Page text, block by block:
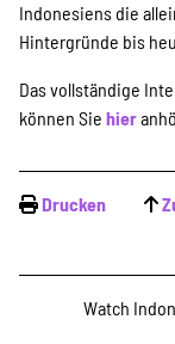
Indonesiens die
Hintergründe bis
Das vollständige
können Sie hier
Drucken
Watch